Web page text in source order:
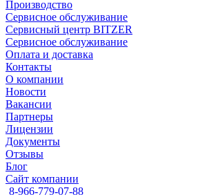
Производство
Сервисное обслуживание
Сервисный центр BITZER
Сервисное обслуживание
Оплата и доставка
Контакты
О компании
Новости
Вакансии
Партнеры
Лицензии
Документы
Отзывы
Блог
Сайт компании
8-966-779-07-88